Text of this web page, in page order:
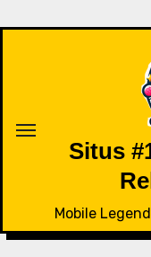
Situs
Mobile